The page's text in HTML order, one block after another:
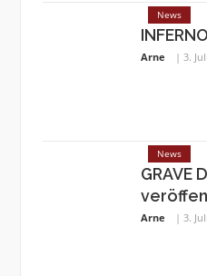
News
Arne 3.
News
GRAVE
Arne 3.